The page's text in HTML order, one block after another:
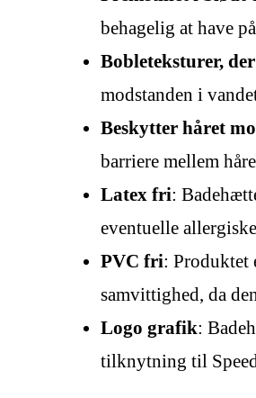
behagelig at have
Bobleteksturer,
modstanden i
Beskytter håret
barriere mellem
Latex fri:
eventuelle
PVC fri: Produktet
samvittighed, da
Logo grafik:
tilknytning til